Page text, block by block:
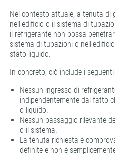
Nel contesto attuale, a tenuta di
nell'edificio o il sistema di
il refrigerante non possa
sistema di tubazioni o
stato liquido.
In concreto, ciò include i
Nessun ingresso di
indipendentemente dal fatto
o liquido.
Nessun passaggio rilevante
o il sistema.
La tenuta richiesta è
definite e non è